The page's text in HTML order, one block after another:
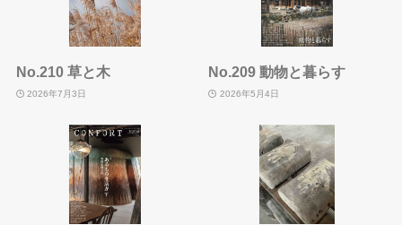
No.210 草と木
2026年7月3日
No.209 動物と暮らす
2026年5月4日